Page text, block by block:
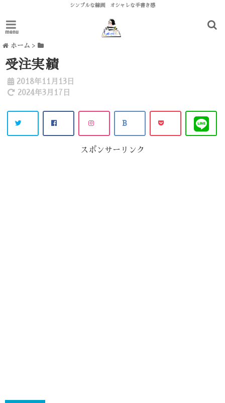
シンプルな線画 オシャレな手書き感
menu
ホーム >
受注実績
2018年11月13日
2024年3月17日
スポンサーリンク